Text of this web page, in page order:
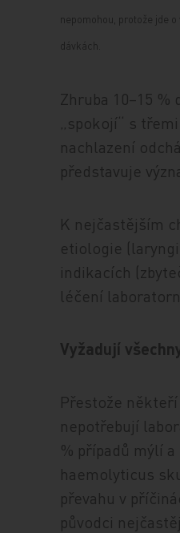
nepomohou, protože jde
dávkách.
Zhruba 10–15
„spokojí“ s
nachlazení
představuje
K nejčastějším
etiologie
indikacích
léčení
Vyžadují
Přestože
nepotřebují
% případů mýlí
haemolyticus
převahu v
původci